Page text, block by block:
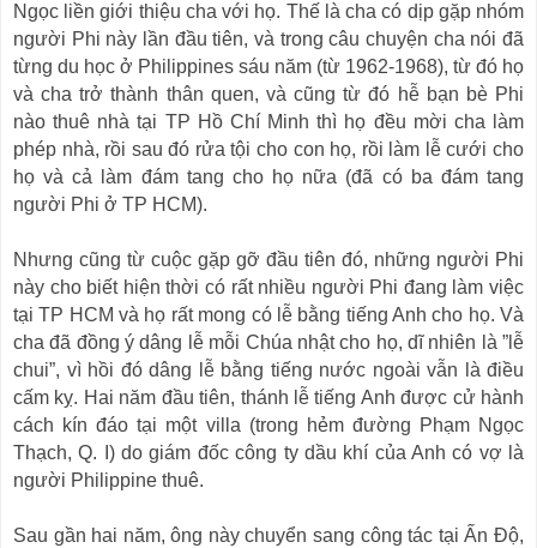
Ngọc liền giới thiệu cha với họ. Thế là cha có dịp gặp nhóm
người Phi này lần đầu tiên, và trong câu chuyện cha nói đã
từng du học ở Philippines sáu năm (từ 1962-1968), từ đó họ
và cha trở thành thân quen, và cũng từ đó hễ bạn bè Phi
nào thuê nhà tại TP Hồ Chí Minh thì họ đều mời cha làm
phép nhà, rồi sau đó rửa tội cho con họ, rồi làm lễ cưới cho
họ và cả làm đám tang cho họ nữa (đã có ba đám tang
người Phi ở TP HCM).
Nhưng cũng từ cuộc gặp gỡ đầu tiên đó, những người Phi
này cho biết hiện thời có rất nhiều người Phi đang làm việc
tại TP HCM và họ rất mong có lễ bằng tiếng Anh cho họ. Và
cha đã đồng ý dâng lễ mỗi Chúa nhật cho họ, dĩ nhiên là ”lễ
chui”, vì hồi đó dâng lễ bằng tiếng nước ngoài vẫn là điều
cấm kỵ. Hai năm đầu tiên, thánh lễ tiếng Anh được cử hành
cách kín đáo tại một villa (trong hẻm đường Phạm Ngọc
Thạch, Q. I) do giám đốc công ty dầu khí của Anh có vợ là
người Philippine thuê.
Sau gần hai năm, ông này chuyển sang công tác tại Ấn Độ,